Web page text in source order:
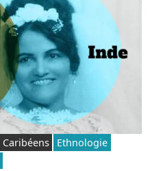
Caribéens
Ethnologie